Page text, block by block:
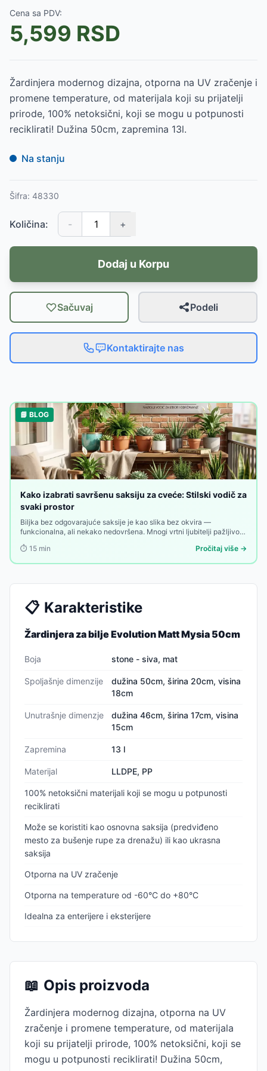
Cena sa PDV:
5,599 RSD
Žardinjera modernog dizajna, otporna na UV zračenje i
promene temperature, od materijala koji su prijatelji
prirode, 100% netoksični, koji se mogu u potpunosti
reciklirati! Dužina 50cm, zapremina 13l.
Na stanju
Šifra: 48330
Količina: - +
Dodaj u Korpu
Sačuvaj Podeli
Kontaktirajte nas
📘 BLOG
Kako izabrati savršenu saksiju za cveće: Stilski vodič za
svaki prostor
Biljka bez odgovarajuće saksije je kao slika bez okvira —
funkcionalna, ali nekako nedovršena. Mnogi vrtni ljubitelji pažljivo
koja im dođe pod ruku. Greška koja se vidi.
⏱️ 15 min Pročitaj više →
📋 Karakteristike
Žardinjera za bilje Evolution Matt Mysia 50cm
Boja stone - siva, mat
Spoljašnje dimenzije
dužina 50cm, širina 20cm, visina
18cm
Unutrašnje dimenzje
dužina 46cm, širina 17cm, visina
15cm
Zapremina 13 l
Materijal LLDPE, PP
100% netoksični materijali koji se mogu u potpunosti
reciklirati
Može se koristiti kao osnovna saksija (predviđeno
mesto za bušenje rupe za drenažu) ili kao ukrasna
saksija
Otporna na UV zračenje
Otporna na temperature od -60°C do +80°C
Idealna za enterijere i eksterijere
📖 Opis proizvoda
Žardinjera modernog dizajna, otporna na UV
zračenje i promene temperature, od materijala
koji su prijatelji prirode, 100% netoksični, koji se
mogu u potpunosti reciklirati! Dužina 50cm,